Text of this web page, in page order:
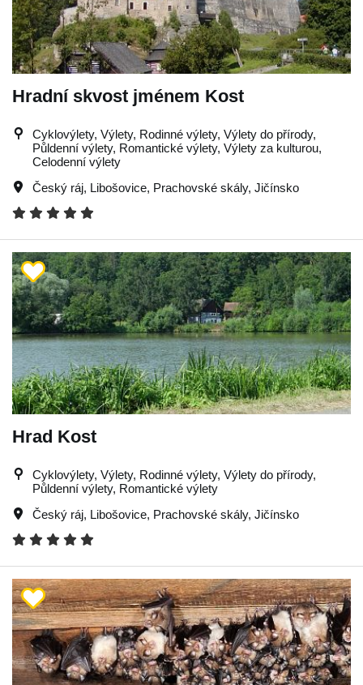
Hradní skvost jménem Kost
Cyklovýlety, Výlety, Rodinné výlety, Výlety do přírody,
Půldenní výlety, Romantické výlety, Výlety za kulturou,
Celodenní výlety
Český ráj, Libošovice, Prachovské skály, Jičínsko
Hrad Kost
Cyklovýlety, Výlety, Rodinné výlety, Výlety do přírody,
Půldenní výlety, Romantické výlety
Český ráj, Libošovice, Prachovské skály, Jičínsko